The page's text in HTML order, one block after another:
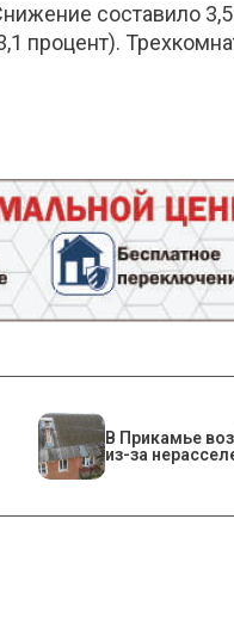
составило
процент).
В Прикамье
из-за